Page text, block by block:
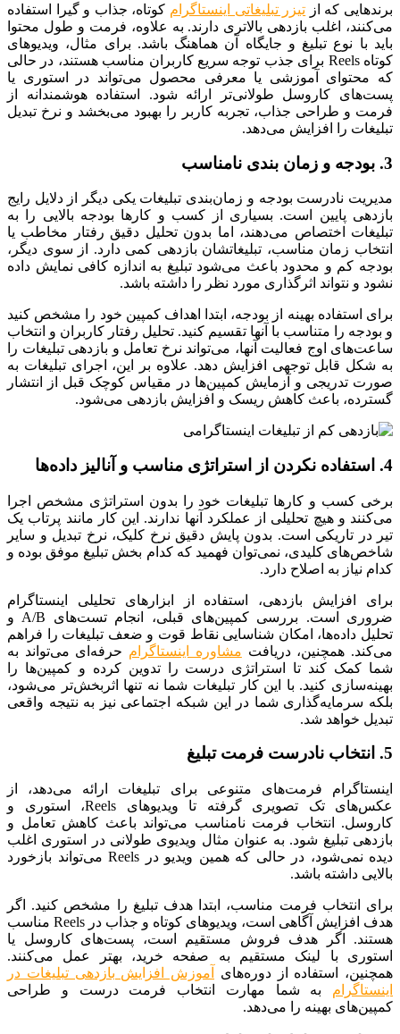
برندهایی که از تیزر تبلیغاتی اینستاگرام کوتاه، جذاب و گیرا استفاده
می‌کنند، اغلب بازدهی بالاتری دارند. به‌ علاوه، فرمت و طول محتوا
باید با نوع تبلیغ و جایگاه آن هماهنگ باشد. برای مثال، ویدیوهای
کوتاه Reels برای جذب توجه سریع کاربران مناسب هستند، در حالی
که محتوای آموزشی یا معرفی محصول می‌تواند در استوری یا
پست‌های کاروسل طولانی‌تر ارائه شود. استفاده هوشمندانه از
فرمت و طراحی جذاب، تجربه کاربر را بهبود می‌بخشد و نرخ تبدیل
تبلیغات را افزایش می‌دهد.
3. بودجه و زمان ‌بندی نامناسب
مدیریت نادرست بودجه و زمان‌بندی تبلیغات یکی دیگر از دلایل رایج
بازدهی پایین است. بسیاری از کسب‌ و کارها بودجه بالایی را به
تبلیغات اختصاص می‌دهند، اما بدون تحلیل دقیق رفتار مخاطب یا
انتخاب زمان مناسب، تبلیغاتشان بازدهی کمی دارد. از سوی دیگر،
بودجه کم و محدود باعث می‌شود تبلیغ به اندازه کافی نمایش داده
نشود و نتواند اثرگذاری مورد نظر را داشته باشد.
برای استفاده بهینه از بودجه، ابتدا اهداف کمپین خود را مشخص کنید
و بودجه را متناسب با آنها تقسیم کنید. تحلیل رفتار کاربران و انتخاب
ساعت‌های اوج فعالیت آنها، می‌تواند نرخ تعامل و بازدهی تبلیغات را
به شکل قابل توجهی افزایش دهد. علاوه بر این، اجرای تبلیغات به
صورت تدریجی و آزمایش کمپین‌ها در مقیاس کوچک قبل از انتشار
گسترده، باعث کاهش ریسک و افزایش بازدهی می‌شود.
4. استفاده نکردن از استراتژی مناسب و آنالیز داده‌ها
برخی کسب ‌و کارها تبلیغات خود را بدون استراتژی مشخص اجرا
می‌کنند و هیچ تحلیلی از عملکرد آنها ندارند. این کار مانند پرتاب یک
تیر در تاریکی است. بدون پایش دقیق نرخ کلیک، نرخ تبدیل و سایر
شاخص‌های کلیدی، نمی‌توان فهمید که کدام بخش تبلیغ موفق بوده و
کدام نیاز به اصلاح دارد.
برای افزایش بازدهی، استفاده از ابزارهای تحلیلی اینستاگرام
ضروری است. بررسی کمپین‌های قبلی، انجام تست‌های A/B و
تحلیل داده‌ها، امکان شناسایی نقاط قوت و ضعف تبلیغات را فراهم
می‌کند. همچنین، دریافت مشاوره اینستاگرام حرفه‌ای می‌تواند به
شما کمک کند تا استراتژی درست را تدوین کرده و کمپین‌ها را
بهینه‌سازی کنید. با این کار تبلیغات شما نه تنها اثربخش‌تر می‌شود،
بلکه سرمایه‌گذاری شما در این شبکه اجتماعی نیز به نتیجه واقعی
تبدیل خواهد شد.
5. انتخاب نادرست فرمت تبلیغ
اینستاگرام فرمت‌های متنوعی برای تبلیغات ارائه می‌دهد، از
عکس‌های تک ‌تصویری گرفته تا ویدیوهای Reels، استوری و
کاروسل. انتخاب فرمت نامناسب می‌تواند باعث کاهش تعامل و
بازدهی تبلیغ شود. به عنوان مثال ویدیوی طولانی در استوری اغلب
دیده نمی‌شود، در حالی که همین ویدیو در Reels می‌تواند بازخورد
بالایی داشته باشد.
برای انتخاب فرمت مناسب، ابتدا هدف تبلیغ را مشخص کنید. اگر
هدف افزایش آگاهی است، ویدیوهای کوتاه و جذاب در Reels مناسب
هستند. اگر هدف فروش مستقیم است، پست‌های کاروسل یا
استوری با لینک مستقیم به صفحه خرید، بهتر عمل می‌کنند.
همچنین، استفاده از دوره‌های
آموزش افزایش بازدهی تبلیغات در
اینستاگرام به شما مهارت انتخاب فرمت درست و طراحی
کمپین‌های بهینه را می‌دهد.